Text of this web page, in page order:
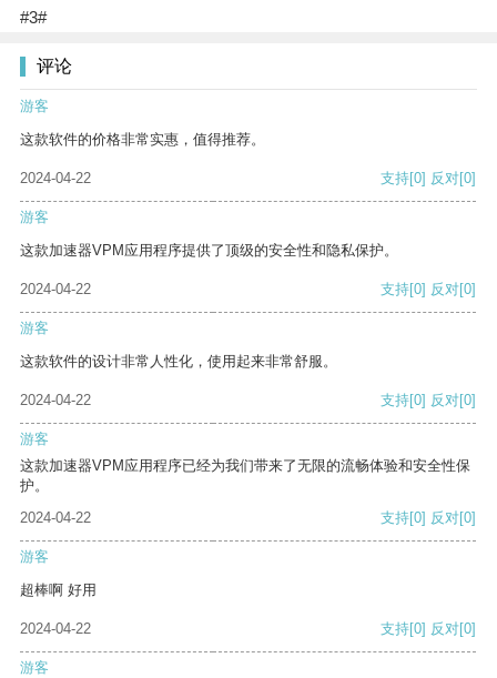
#3#
评论
游客
这款软件的价格非常实惠，值得推荐。
2024-04-22 支持[0] 反对[0]
游客
这款加速器VPM应用程序提供了顶级的安全性和隐私保护。
2024-04-22 支持[0] 反对[0]
游客
这款软件的设计非常人性化，使用起来非常舒服。
2024-04-22 支持[0] 反对[0]
游客
这款加速器VPM应用程序已经为我们带来了无限的流畅体验和安全性保
护。
2024-04-22
支持[0] 反对[0]
游客
超棒啊 好用
2024-04-22 支持[0] 反对[0]
游客